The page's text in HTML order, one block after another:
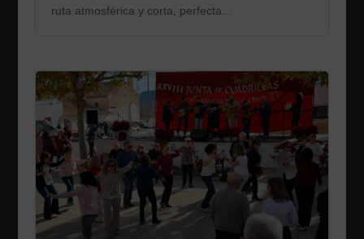
ruta atmosférica y corta, perfecta...